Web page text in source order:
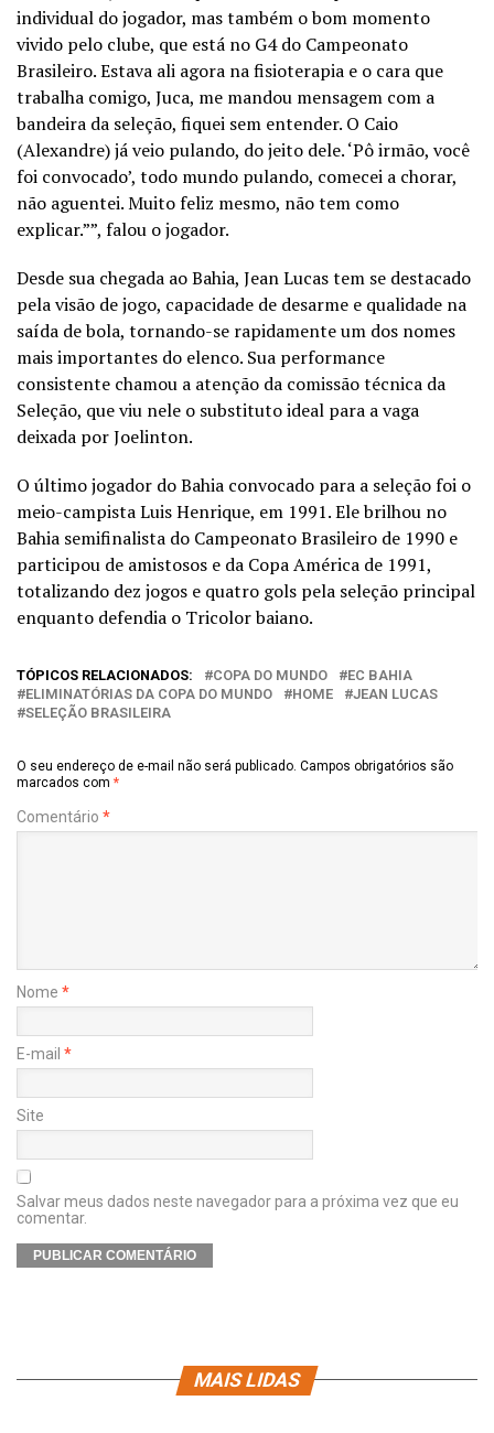
individual do jogador, mas também o bom momento
vivido pelo clube, que está no G4 do Campeonato
Brasileiro. Estava ali agora na fisioterapia e o cara que
trabalha comigo, Juca, me mandou mensagem com a
bandeira da seleção, fiquei sem entender. O Caio
(Alexandre) já veio pulando, do jeito dele. ‘Pô irmão, você
foi convocado’, todo mundo pulando, comecei a chorar,
não aguentei. Muito feliz mesmo, não tem como
explicar.””, falou o jogador.
Desde sua chegada ao Bahia, Jean Lucas tem se destacado
pela visão de jogo, capacidade de desarme e qualidade na
saída de bola, tornando-se rapidamente um dos nomes
mais importantes do elenco. Sua performance
consistente chamou a atenção da comissão técnica da
Seleção, que viu nele o substituto ideal para a vaga
deixada por Joelinton.
O último jogador do Bahia convocado para a seleção foi o
meio-campista Luis Henrique, em 1991. Ele brilhou no
Bahia semifinalista do Campeonato Brasileiro de 1990 e
participou de amistosos e da Copa América de 1991,
totalizando dez jogos e quatro gols pela seleção principal
enquanto defendia o Tricolor baiano.
TÓPICOS RELACIONADOS: COPA DO MUNDO
EC BAHIA
ELIMINATÓRIAS DA COPA DO MUNDO
HOME
JEAN LUCAS
SELEÇÃO BRASILEIRA
O seu endereço de e-mail não será publicado. Campos obrigatórios são
marcados com *
Comentário *
Nome *
E-mail *
Site
Salvar meus dados neste navegador para a próxima vez que eu
comentar.
MAIS LIDAS